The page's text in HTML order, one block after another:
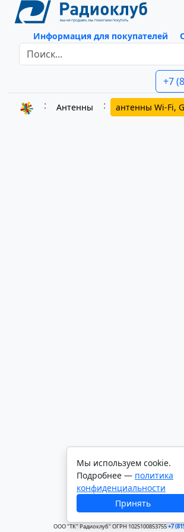
Информация для покупателей
+7
Антенны антенны Wi-Fi,
Мы используем cookie.
Подробнее — политика
конфиденциальности
Принять
ООО "ТК" Радиоклуб" ОГРН 1025100853755+7